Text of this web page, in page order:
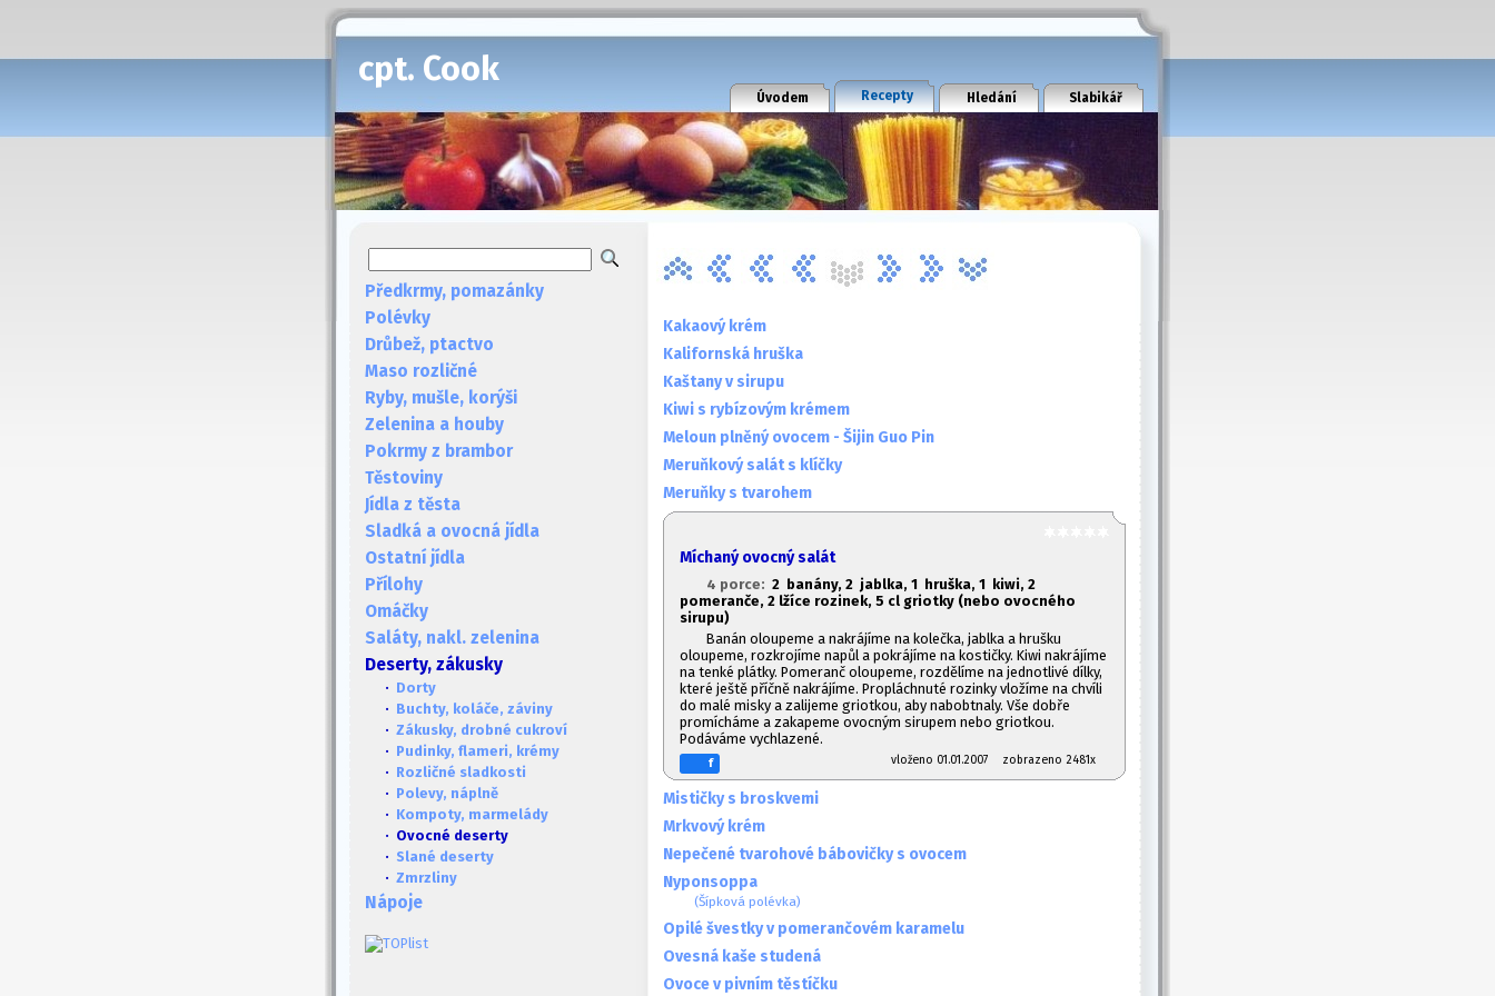
cpt. Cook
Úvodem Recepty Hledání Slabikář
Předkrmy, pomazánky
Polévky
Drůbež, ptactvo
Maso rozličné
Ryby, mušle, korýši
Zelenina a houby
Pokrmy z brambor
Těstoviny
Jídla z těsta
Sladká a ovocná jídla
Ostatní jídla
Přílohy
Omáčky
Saláty, nakl. zelenina
Deserty, zákusky
· Dorty
· Buchty, koláče, záviny
· Zákusky, drobné cukroví
· Pudinky, flameri, krémy
· Rozličné sladkosti
· Polevy, náplně
· Kompoty, marmelády
· Ovocné deserty
· Slané deserty
· Zmrzliny
Nápoje
Kakaový krém
Kalifornská hruška
Kaštany v sirupu
Kiwi s rybízovým krémem
Meloun plněný ovocem - Šijin Guo Pin
Meruňkový salát s klíčky
Meruňky s tvarohem
Míchaný ovocný salát
4 porce: 2 banány, 2 jablka, 1 hruška, 1 kiwi, 2
pomeranče, 2 lžíce rozinek, 5 cl griotky (nebo ovocného
sirupu)
Banán oloupeme a nakrájíme na kolečka, jablka a hrušku
oloupeme, rozkrojíme napůl a pokrájíme na kostičky. Kiwi nakrájíme
na tenké plátky. Pomeranč oloupeme, rozdělíme na jednotlivé dílky,
které ještě příčně nakrájíme. Propláchnuté rozinky vložíme na chvíli
do malé misky a zalijeme griotkou, aby nabobtnaly. Vše dobře
promícháme a zakapeme ovocným sirupem nebo griotkou.
Podáváme vychlazené.
f vloženo 01.01.2007 zobrazeno 2481x
Mističky s broskvemi
Mrkvový krém
Nepečené tvarohové bábovičky s ovocem
Nyponsoppa
(Šípková polévka)
Opilé švestky v pomerančovém karamelu
Ovesná kaše studená
Ovoce v pivním těstíčku